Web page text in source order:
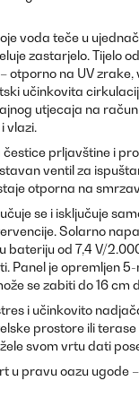
voda teče u
zastarjelo. Tijelo
otporno na UV zrake,
učinkovita
utjecaja na
vlazi.
prljavštine i
ventil za
otporna na
se i isključuje
Solarno
bateriju od 7,4 V/
Panel je opremljen
se zabiti do 16 cm
i učinkovito
prostore ili
svom vrtu dati
u pravu oazu ugode